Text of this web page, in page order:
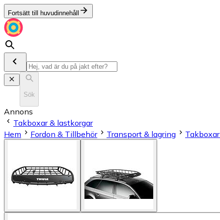
Fortsätt till huvudinnehåll
Sök
Annons
Takboxar & lastkorgar
Hem
Fordon & Tillbehör Transport & lagring